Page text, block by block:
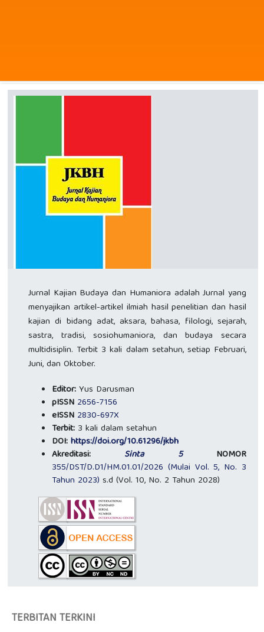
Jurnal Kajian Budaya dan Humaniora adalah Jurnal yang
menyajikan artikel-artikel ilmiah hasil penelitian dan hasil
kajian di bidang adat, aksara, bahasa, filologi, sejarah,
sastra, tradisi, sosiohumaniora, dan budaya secara
multidisiplin. Terbit 3 kali dalam setahun, setiap Februari,
Juni, dan Oktober.
Editor:Yus Darusman
pISSN 2656-7156
eISSN 2830-697X
Terbit: 3 kali dalam setahun
DOI:https://doi.org/10.61296/jkbh
Akreditasi: Sinta 5NOMOR
355/DST/D.D1/HM.01.01/2026 (Mulai Vol. 5, No. 3
Tahun 2023) s.d (Vol. 10, No. 2 Tahun 2028)
TERBITAN TERKINI